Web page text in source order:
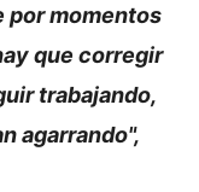
por momentos
que corregir
trabajando,
agarrando",